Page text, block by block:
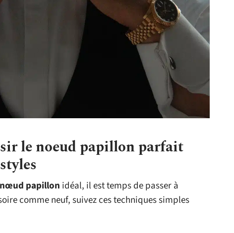
le noeud papillon parfait
nœud papillon idéal, il est temps de passer à
comme neuf, suivez ces techniques simples